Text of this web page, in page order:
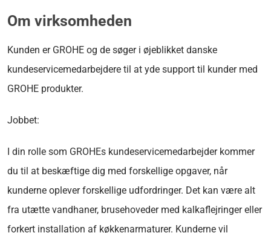
Om virksomheden
Kunden er GROHE og de søger i øjeblikket danske
kundeservicemedarbejdere til at yde support til kunder med
GROHE produkter.
Jobbet:
I din rolle som GROHEs kundeservicemedarbejder kommer
du til at beskæftige dig med forskellige opgaver, når
kunderne oplever forskellige udfordringer. Det kan være alt
fra utætte vandhaner, brusehoveder med kalkaflejringer eller
forkert installation af køkkenarmaturer. Kunderne vil